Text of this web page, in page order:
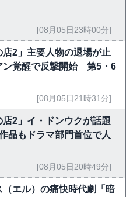
[08月05日23時00分]
店2」主要人物の退場が止
ン覚醒で反撃開始 第5・6
[08月05日21時31分]
店2」イ・ドンウクが話題
品もドラマ部門首位で人
[08月05日20時49分]
（エル）の痛快時代劇「暗